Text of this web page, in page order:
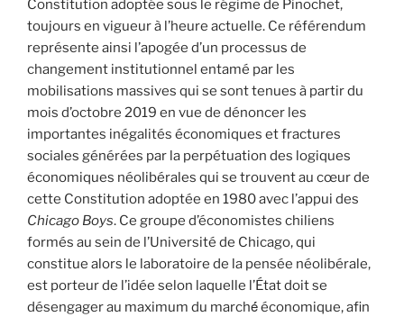
Constitution adoptée sous le régime de Pinochet,
toujours en vigueur à l’heure actuelle. Ce référendum
représente ainsi l’apogée d’un processus de
changement institutionnel entamé par les
mobilisations massives qui se sont tenues à partir du
mois d’octobre 2019 en vue de dénoncer les
importantes inégalités économiques et fractures
sociales générées par la perpétuation des logiques
économiques néolibérales qui se trouvent au cœur de
cette Constitution adoptée en 1980 avec l’appui des
Chicago Boys. Ce groupe d’économistes chiliens
formés au sein de l’Université de Chicago, qui
constitue alors le laboratoire de la pensée néolibérale,
est porteur de l’idée selon laquelle l’État doit se
désengager au maximum du marché́ économique, afin